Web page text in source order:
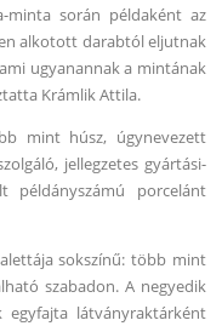
minta során példaként az
alkotott darabtól eljutnak
ugyanannak a mintának
Krámlik Attila.
mint húsz, úgynevezett
jellegzetes gyártási-
példányszámú porcelánt
sokszínű: több mint
szabadon. A negyedik
egyfajta látványraktárként